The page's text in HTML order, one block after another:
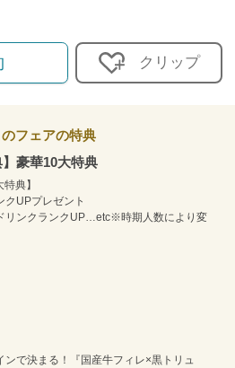
クリップ
のフェアの特典
】豪華10⼤特典
典】
クUPプレゼント
ンクランクUP…etc※時期人数により変
ンで決まる！『国産牛フィレ×黒トリュ